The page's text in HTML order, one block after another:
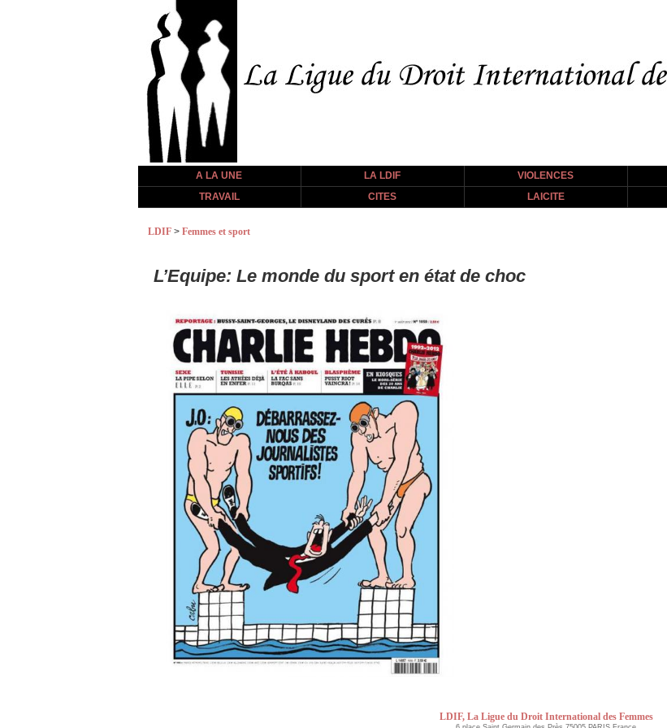
A LA UNE LA LDIF VIOLENCES
TRAVAIL
CITES LAICITE
LDIF > Femmes et sport
L’Equipe: Le monde du sport en état de choc
LDIF, La Ligue du Droit International des Femmes